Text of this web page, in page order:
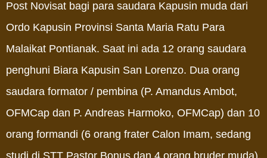
Post Novisat bagi para saudara Kapusin muda dari
Ordo Kapusin Provinsi Santa Maria Ratu Para
Malaikat Pontianak. Saat ini ada 12 orang saudara
penghuni Biara Kapusin San Lorenzo. Dua orang
saudara formator / pembina (P. Amandus Ambot,
OFMCap dan P. Andreas Harmoko, OFMCap) dan 10
orang formandi (6 orang frater Calon Imam, sedang
studi di STT Pastor Bonus dan 4 orang bruder muda).